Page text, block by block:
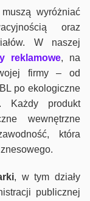
wyróżniać
oraz
W naszej
reklamowe, na
firmy – od
po ekologiczne
Każdy produkt
wewnętrzne
która
, w tym działy
publicznej